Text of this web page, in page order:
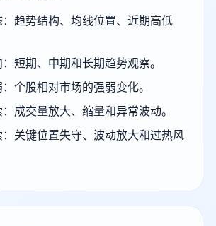
趋势结构、均线位置、近期高低
短期、中期和长期趋势观察。
个股相对市场的强弱变化。
成交量放大、缩量和异常波动。
：关键位置失守、波动放大和过热风